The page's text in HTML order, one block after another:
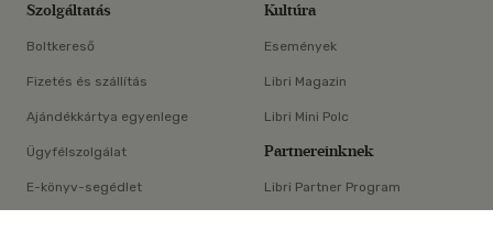
Szolgáltatás
Boltkereső
Fizetés és szállítás
Ajándékkártya egyenlege
Ügyfélszolgálat
E-könyv-segédlet
Kultúra
Események
Libri Magazin
Libri Mini Polc
Partnereinknek
Libri Partner Program